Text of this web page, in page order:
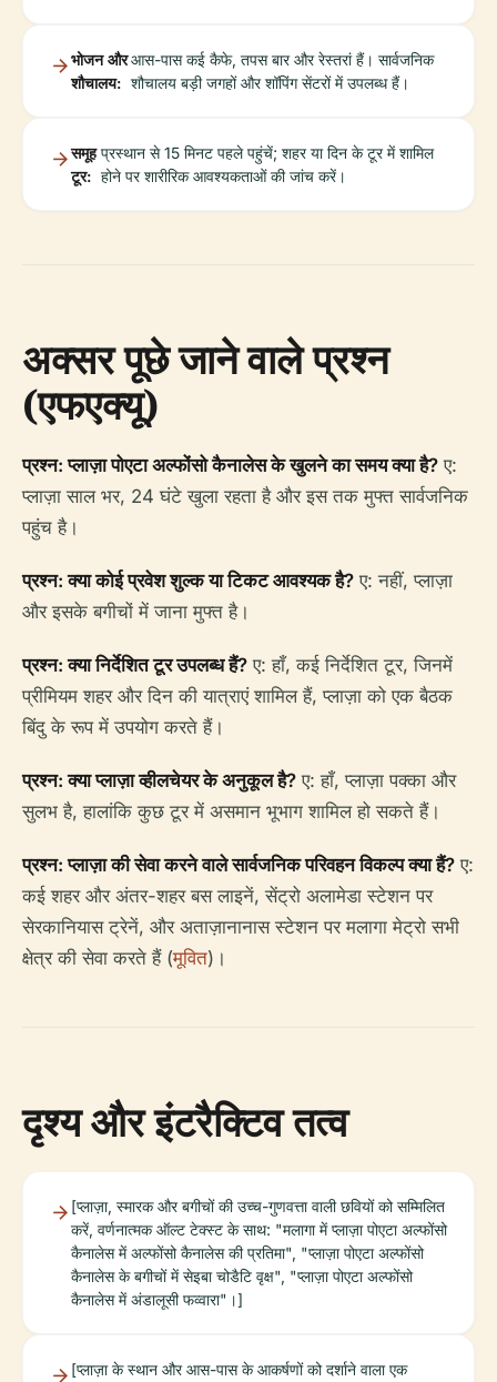
भोजन और
शौचालय:
आस-पास कई कैफे, तपस बार और रेस्तरां हैं। सार्वजनिक
शौचालय बड़ी जगहों और शॉपिंग सेंटरों में उपलब्ध हैं।
समूह
टूर:
प्रस्थान से 15 मिनट पहले पहुंचें; शहर या दिन के टूर में शामिल
होने पर शारीरिक आवश्यकताओं की जांच करें।
अक्सर पूछे जाने वाले प्रश्न
(एफएक्यू)
प्रश्न: प्लाज़ा पोएटा अल्फोंसो कैनालेस के खुलने का समय क्या है? ए:
प्लाज़ा साल भर, 24 घंटे खुला रहता है और इस तक मुफ्त सार्वजनिक
पहुंच है।
प्रश्न: क्या कोई प्रवेश शुल्क या टिकट आवश्यक है? ए: नहीं, प्लाज़ा
और इसके बगीचों में जाना मुफ्त है।
प्रश्न: क्या निर्देशित टूर उपलब्ध हैं? ए: हाँ, कई निर्देशित टूर, जिनमें
प्रीमियम शहर और दिन की यात्राएं शामिल हैं, प्लाज़ा को एक बैठक
बिंदु के रूप में उपयोग करते हैं।
प्रश्न: क्या प्लाज़ा व्हीलचेयर के अनुकूल है? ए: हाँ, प्लाज़ा पक्का और
सुलभ है, हालांकि कुछ टूर में असमान भूभाग शामिल हो सकते हैं।
प्रश्न: प्लाज़ा की सेवा करने वाले सार्वजनिक परिवहन विकल्प क्या हैं? ए:
कई शहर और अंतर-शहर बस लाइनें, सेंट्रो अलामेडा स्टेशन पर
सेरकानियास ट्रेनें, और अताज़ानानास स्टेशन पर मलागा मेट्रो सभी
क्षेत्र की सेवा करते हैं (मूवित)।
दृश्य और इंटरैक्टिव तत्व
[प्लाज़ा, स्मारक और बगीचों की उच्च-गुणवत्ता वाली छवियों को सम्मिलित
करें, वर्णनात्मक ऑल्ट टेक्स्ट के साथ: "मलागा में प्लाज़ा पोएटा अल्फोंसो
कैनालेस में अल्फोंसो कैनालेस की प्रतिमा", "प्लाज़ा पोएटा अल्फोंसो
कैनालेस के बगीचों में सेइबा चोडैटि वृक्ष", "प्लाज़ा पोएटा अल्फोंसो
कैनालेस में अंडालूसी फव्वारा"।]
[प्लाज़ा के स्थान और आस-पास के आकर्षणों को दर्शाने वाला एक